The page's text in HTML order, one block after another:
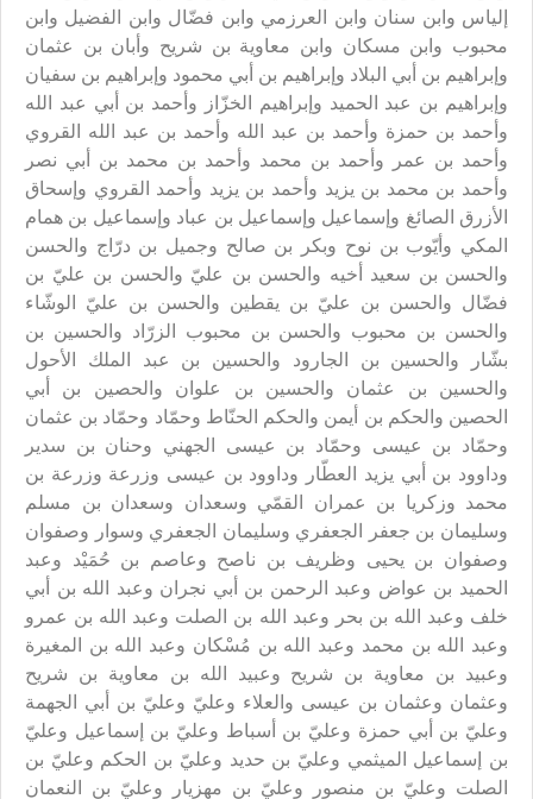
إلياس وابن سنان وابن العرزمي وابن فضّال وابن الفضيل وابن
محبوب وابن مسكان وابن معاوية بن شريح وأبان بن عثمان
وإبراهيم بن أبي البلاد وإبراهيم بن أبي محمود وإبراهيم بن سفيان
وإبراهيم بن عبد الحميد وإبراهيم الخزّاز وأحمد بن أبي عبد الله
وأحمد بن حمزة وأحمد بن عبد الله وأحمد بن عبد الله القروي
وأحمد بن عمر وأحمد بن محمد وأحمد بن محمد بن أبي نصر
وأحمد بن محمد بن يزيد وأحمد بن يزيد وأحمد القروي وإسحاق
الأزرق الصائغ وإسماعيل وإسماعيل بن عباد وإسماعيل بن همام
المكي وأيّوب بن نوح وبكر بن صالح وجميل بن درّاج والحسن
والحسن بن سعيد أخيه والحسن بن عليّ والحسن بن عليّ بن
فضّال والحسن بن عليّ بن يقطين والحسن بن عليّ الوشّاء
والحسن بن محبوب والحسن بن محبوب الزرّاد والحسين بن
بشّار والحسين بن الجارود والحسين بن عبد الملك الأحول
والحسين بن عثمان والحسين بن علوان والحصين بن أبي
الحصين والحكم بن أيمن والحكم الحنّاط وحمّاد وحمّاد بن عثمان
وحمّاد بن عيسى وحمّاد بن عيسى الجهني وحنان بن سدير
وداوود بن أبي يزيد العطّار وداوود بن عيسى وزرعة وزرعة بن
محمد وزكريا بن عمران القمّي وسعدان وسعدان بن مسلم
وسليمان بن جعفر الجعفري وسليمان الجعفري وسوار وصفوان
وصفوان بن يحيى وظريف بن ناصح وعاصم بن حُمَيْد وعبد
الحميد بن عواض وعبد الرحمن بن أبي نجران وعبد الله بن أبي
خلف وعبد الله بن بحر وعبد الله بن الصلت وعبد الله بن عمرو
وعبد الله بن محمد وعبد الله بن مُسْكان وعبد الله بن المغيرة
وعبيد بن معاوية بن شريح وعبيد الله بن معاوية بن شريح
وعثمان وعثمان بن عيسى والعلاء وعليّ وعليّ بن أبي الجهمة
وعليّ بن أبي حمزة وعليّ بن أسباط وعليّ بن إسماعيل وعليّ
بن إسماعيل الميثمي وعليّ بن حديد وعليّ بن الحكم وعليّ بن
الصلت وعليّ بن منصور وعليّ بن مهزيار وعليّ بن النعمان